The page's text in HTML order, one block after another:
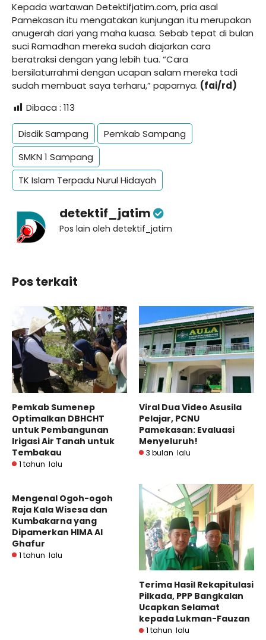
Kepada wartawan Detektifjatim.com, pria asal
Pamekasan itu mengatakan kunjungan itu merupakan
anugerah dari yang maha kuasa. Sebab tepat di bulan
suci Ramadhan mereka sudah diajarkan cara
beratraksi dengan yang lebih tua. “Cara
bersilaturrahmi dengan ucapan salam mereka tadi
sudah membuat saya terharu,” paparnya. (fai/rd)
Dibaca : 113
Disdik Sampang
Pemkab Sampang
SMKN 1 Sampang
TK Islam Terpadu Nurul Hidayah
detektif_jatim
Pos lain oleh detektif_jatim
Pos terkait
Pemkab Sumenep
Optimalkan DBHCHT
untuk Pembangunan
Irigasi Air Tanah untuk
Tembakau
1 tahun lalu
Viral Dua Video Asusila
Pelajar, PCNU
Pamekasan: Evaluasi
Menyeluruh!
3 bulan lalu
Mengenal Ogoh-ogoh
Raja Kala Wisesa dan
Kumbakarna yang
Dipamerkan HIMA Al
Ghafur
1 tahun lalu
Terima Hasil Rekapitulasi
Pilkada, PPP Bangkalan
Ucapkan Selamat
kepada Lukman-Fauzan
1 tahun lalu